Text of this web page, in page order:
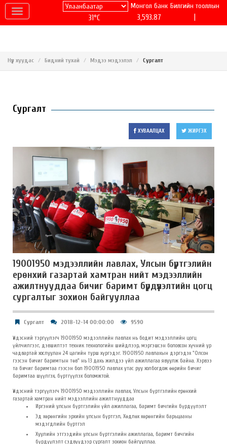
31°C
Монгол банк
3,593.87
Билгийн тооллын
Нүүр хуудас Бидний тухай Мэдээ мэдээлэл Сургалт
Сургалт
ХУВААЛЦАХ ЖИРГЭХ
19001950 мэдээллийн лавлах, Улсын бүртгэлийн
ерөнхий газартай хамтран нийт мэдээллийн
ажилтнууддаа бичиг баримт бүрдүүлэлтийн цогц
сургалтыг зохион байгууллаа
Сургалт 2018-12-14 00:00:00 9590
Үндэсний тэргүүлэгч 19001950 мэдээллийн лавлах нь бодит мэдээллийн цогц
үйлчилгээг, дэвшилтэт техник технологийн шийдлээр, мэргэшсэн боловсон хүчний ур
чадвартай хослуулан 24 цагийн турш хүргэдэг. 19001950 лавлахын дэргэдэх "Олсон
гээсэн бичиг баримтын төв" нь 13 дахь жилдээ үйл ажиллагаа явуулж байна. Хэрвээ
та бичиг баримтаа гээсэн бол 19001950 лавлах утас руу холбогдож өөрийн бичиг
баримтаа шүүлгэх, бүртгүүлэх боломжтой.
Үндэсний тэргүүлэгч 19001950 мэдээллийн лавлах, Улсын бүртгэлийн ерөнхий
газартай хамтран нийт мэдээллийн ажилтнууддаа
Иргэний улсын бүртгэлийн үйл ажиллагаа, баримт бичгийн бүрдүүлэлт
Эд хөрөнгийн эрхийн улсын бүртгэл, Хөдлөх хөрөнгийн барьцааны
мэдэгдлийн бүртгэл
Хуулийн этгээдийн улсын бүртгэлийн ажиллагаа, баримт бичгийн
бүрдүүлэлт сэдвүүдээр сургалт зохион байгууллаа.